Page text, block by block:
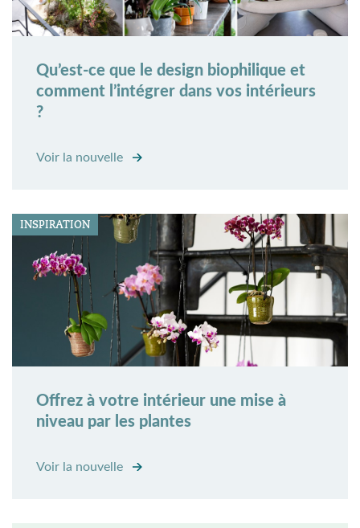
Qu’est-ce que le design biophilique et
comment l’intégrer dans vos intérieurs
?
Voir la nouvelle
INSPIRATION
Offrez à votre intérieur une mise à
niveau par les plantes
Voir la nouvelle